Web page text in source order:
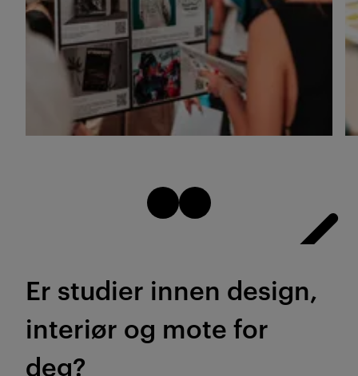
Er studier innen design,
interiør og mote for
deg?